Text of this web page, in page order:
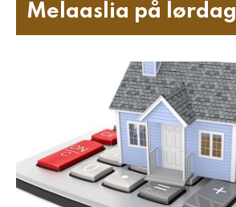
Melaaslia på lørdag